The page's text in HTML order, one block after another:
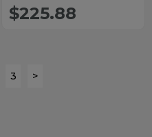
Dijital Ayarlı Ac/Dc Güç Kaynağı
$225.88
3 >